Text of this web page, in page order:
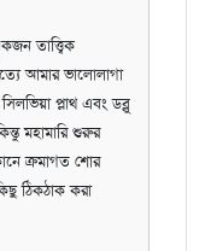
তাত্ত্বিক
আমার ভালোলাগা
প্লাথ এবং ডব্লু
মহামারি শুরুর
ক্রমাগত শোর
ঠিকঠাক করা